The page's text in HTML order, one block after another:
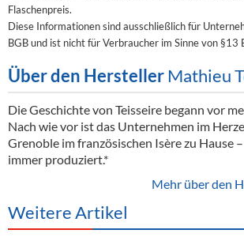
Flaschenpreis.
Diese Informationen sind ausschließlich für
BGB und ist nicht für Verbraucher im Sinne von §13
Über den Hersteller Mathieu
Die Geschichte von Teisseire begann vor
Nach wie vor ist das Unternehmen im
Grenoble im französischen Isère zu Hause
immer produziert.*
Mehr über den
Weitere Artikel